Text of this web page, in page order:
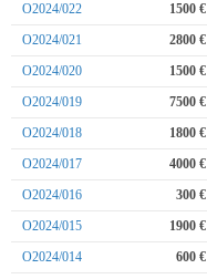
O2024/022
1500 €
O2024/021
2800 €
O2024/020
1500 €
O2024/019
7500 €
O2024/018
1800 €
O2024/017
4000 €
O2024/016
300 €
O2024/015
1900 €
O2024/014
600 €